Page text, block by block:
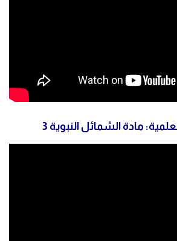
مادة الشمائل النبوية 3